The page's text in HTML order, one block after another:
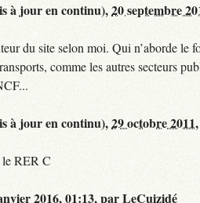
à jour en continu),20 septembre
du site selon moi. Qui n’aborde le
comme les autres secteurs
à jour en continu),29 octobre
le RER C
2016, 01:13,parLeCuizidé